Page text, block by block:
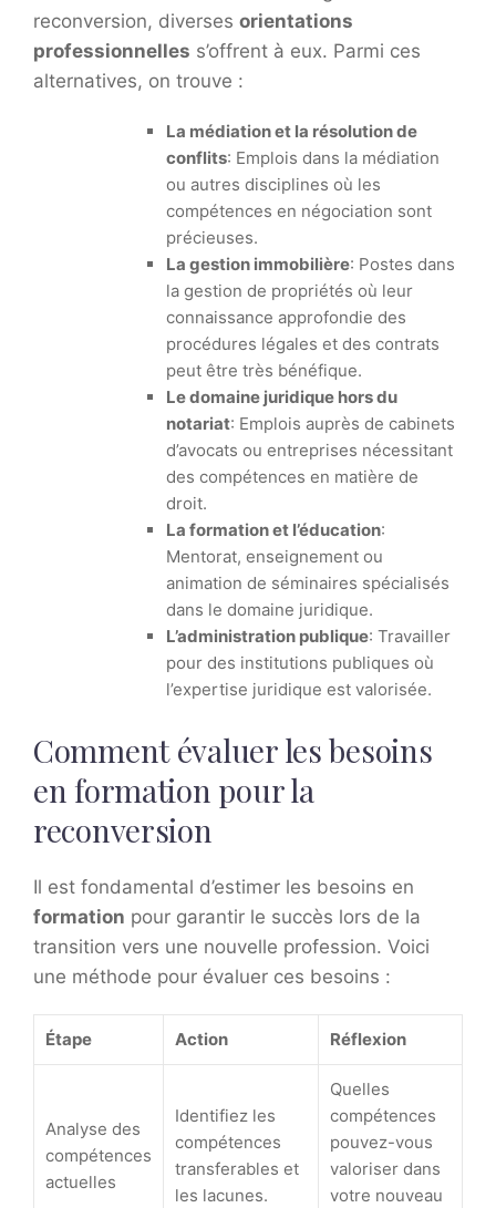
reconversion, diverses orientations
professionnelles s’offrent à eux. Parmi ces
alternatives, on trouve :
La médiation et la résolution de
conflits: Emplois dans la médiation
ou autres disciplines où les
compétences en négociation sont
précieuses.
La gestion immobilière: Postes dans
la gestion de propriétés où leur
connaissance approfondie des
procédures légales et des contrats
peut être très bénéfique.
Le domaine juridique hors du
notariat: Emplois auprès de cabinets
d’avocats ou entreprises nécessitant
des compétences en matière de
droit.
La formation et l’éducation:
Mentorat, enseignement ou
animation de séminaires spécialisés
dans le domaine juridique.
L’administration publique: Travailler
pour des institutions publiques où
l’expertise juridique est valorisée.
Comment évaluer les besoins
en formation pour la
reconversion
Il est fondamental d’estimer les besoins en
formation pour garantir le succès lors de la
transition vers une nouvelle profession. Voici
une méthode pour évaluer ces besoins :
Étape Action Réflexion
Analyse des
compétences
actuelles
Identifiez les
compétences
transferables et
les lacunes.
Quelles
compétences
pouvez-vous
valoriser dans
votre nouveau